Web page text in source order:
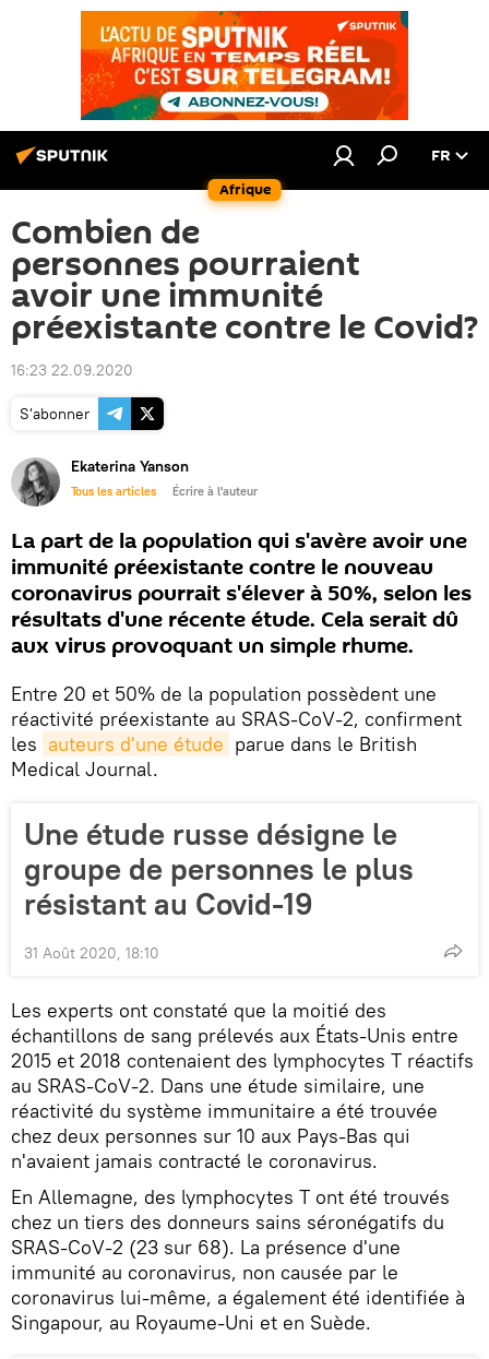
Afrique
FR
Combien de
personnes pourraient
avoir une immunité
préexistante contre le Covid?
16:23 22.09.2020
S'abonner
Ekaterina Yanson
Tous les articles Écrire à l'auteur
La part de la population qui s'avère avoir une
immunité préexistante contre le nouveau
coronavirus pourrait s'élever à 50%, selon les
résultats d'une récente étude. Cela serait dû
aux virus provoquant un simple rhume.
Entre 20 et 50% de la population possèdent une
réactivité préexistante au SRAS-CoV-2, confirment
les auteurs d'une étude parue dans le British
Medical Journal.
Une étude russe désigne le
groupe de personnes le plus
résistant au Covid-19
31 Août 2020, 18:10
Les experts ont constaté que la moitié des
échantillons de sang prélevés aux États-Unis entre
2015 et 2018 contenaient des lymphocytes T réactifs
au SRAS-CoV-2. Dans une étude similaire, une
réactivité du système immunitaire a été trouvée
chez deux personnes sur 10 aux Pays-Bas qui
n'avaient jamais contracté le coronavirus.
En Allemagne, des lymphocytes T ont été trouvés
chez un tiers des donneurs sains séronégatifs du
SRAS-CoV-2 (23 sur 68). La présence d'une
immunité au coronavirus, non causée par le
coronavirus lui-même, a également été identifiée à
Singapour, au Royaume-Uni et en Suède.